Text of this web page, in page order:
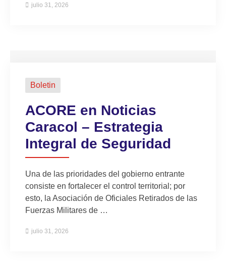
julio 31, 2026
Boletin
ACORE en Noticias
Caracol – Estrategia
Integral de Seguridad
Una de las prioridades del gobierno entrante
consiste en fortalecer el control territorial; por
esto, la Asociación de Oficiales Retirados de las
Fuerzas Militares de …
julio 31, 2026